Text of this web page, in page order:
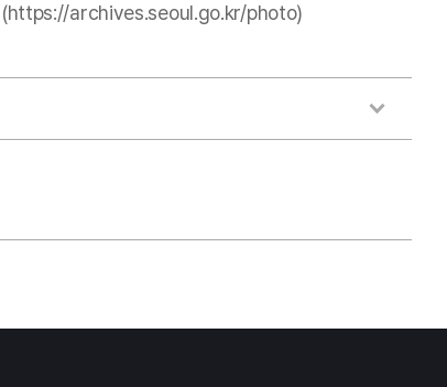
(https://archives.seoul.go.kr/photo)